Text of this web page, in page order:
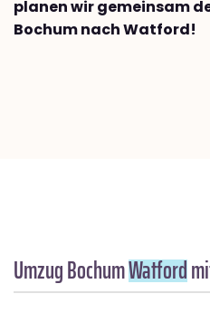
planen wir gemeinsam
Bochum nach Watford!
Umzug BochumWatford